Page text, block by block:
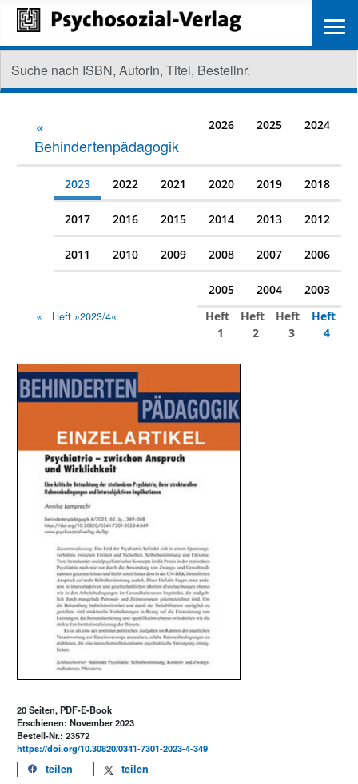
Behindertenpädagogik
2026 2025 2024
2023 2022 2021 2020 2019 2018
2017 2016 2015 2014 2013 2012
2011 2010 2009 2008 2007 2006
2005 2004 2003
Heft »2023/4«
Heft
1
Heft
2
Heft
3
Heft
4
20 Seiten, PDF-E-Book
Erschienen: November 2023
Bestell-Nr.: 23572
https://doi.org/10.30820/0341-7301-2023-4-349
teilen teilen
≡